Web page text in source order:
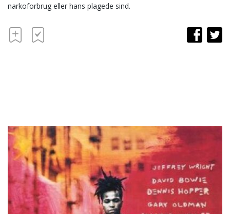
narkoforbrug eller hans plagede sind.